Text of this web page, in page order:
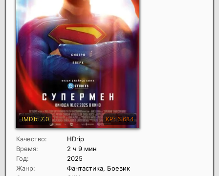
Качество:
HDrip
Время:
2 ч 9 мин
Год:
2025
Жанр:
Фантастика, Боевик